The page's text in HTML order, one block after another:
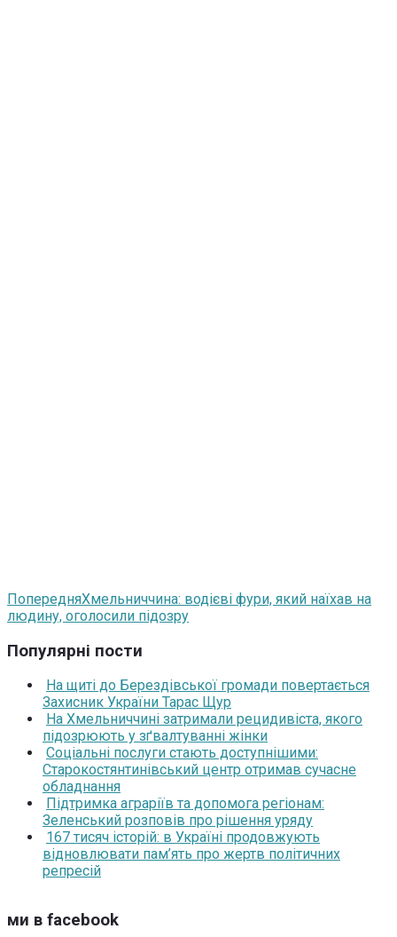
ПопередняХмельниччина: водієві фури, який наїхав на
людину, оголосили підозру
Популярні пости
На щиті до Берездівської громади повертається
Захисник України Тарас Щур
На Хмельниччині затримали рецидивіста, якого
підозрюють у зґвалтуванні жінки
Соціальні послуги стають доступнішими:
Старокостянтинівський центр отримав сучасне
обладнання
Підтримка аграріїв та допомога регіонам:
Зеленський розповів про рішення уряду
167 тисяч історій: в Україні продовжують
відновлювати пам’ять про жертв політичних
репресій
ми в facebook